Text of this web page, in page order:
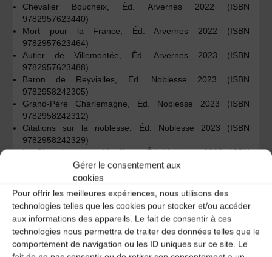
Gérer le consentement aux
cookies
Pour offrir les meilleures expériences, nous utilisons des
technologies telles que les cookies pour stocker et/ou accéder
aux informations des appareils. Le fait de consentir à ces
technologies nous permettra de traiter des données telles que le
comportement de navigation ou les ID uniques sur ce site. Le
Chevalier Boucheix, Éd. Arvernes 2022 (ISBN
9782957623440)
Mort pour la France, Éd. Arvernes 2022 (ISBN
9782957623464)
Autier de Villemontée, Éd. Arvernes 2023 (ISBN
9782957623488)
Baron de Reyvialles, Éd. Noblesse 2023 (ISBN
9782958242305)
Grand-Père Charlemagne, Éd. Noblesse 2023 (ISBN
9782958242312)
Citations sur la noblesse, Éd. Noblesse 2023 (ISBN
9782958242329)
Le Chevalerisme – Manifeste, Éd. Noblesse 2023 (ISBN
9782958242336)
Le curé volage de Caudebronde, Éd. Noblesse 2023
(ISBN 9782958242343)
Seigneurs de Boucheix, Éd. Noblesse 2023 (ISBN
9782958242350)
de La Rochabriant, Éd. Noblesse 2023 (ISBN
9782958939120)
Noblesse Républicaine, Éd. Noblesse 2023 (ISBN